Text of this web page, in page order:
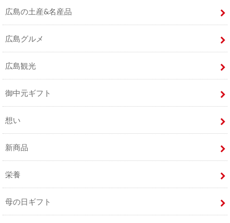
広島の土産&名産品
広島グルメ
広島観光
御中元ギフト
想い
新商品
栄養
母の日ギフト